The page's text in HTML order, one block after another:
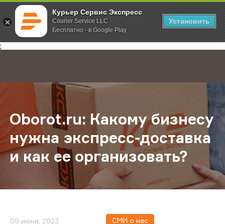
Курьер Сервис Экспресс
Courier Service LLC
Бесплатно - в Google Play
Установить
;
Главная О компании Новости Oborot.ru: Какому бизнесу нужна
Oborot.ru: Какому бизнесу
нужна экспресс-доставка
и как ее организовать?
09 июня, 2023 СМИ о нас